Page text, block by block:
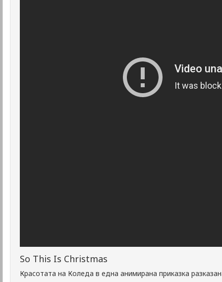
So This Is Christmas
Красотата на Коледа в една анимирана приказка